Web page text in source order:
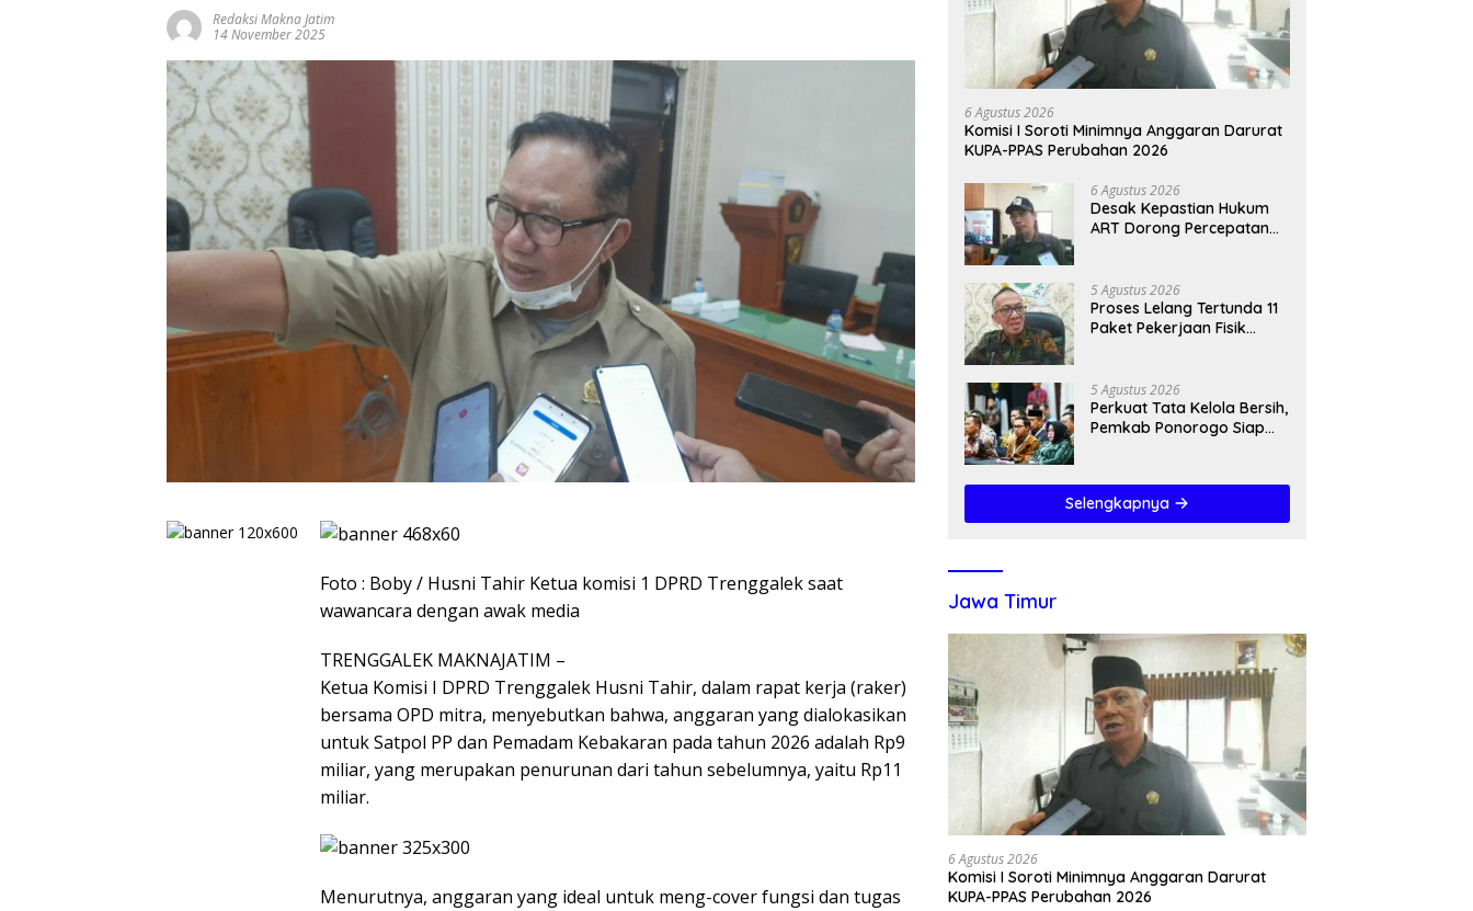
Redaksi Makna Jatim
14 November 2025
Foto : Boby / Husni Tahir Ketua komisi 1 DPRD Trenggalek saat
wawancara dengan awak media
TRENGGALEK MAKNAJATIM –
​Ketua Komisi I DPRD Trenggalek Husni Tahir, dalam rapat kerja (raker)
bersama OPD mitra, menyebutkan bahwa, anggaran yang dialokasikan
untuk Satpol PP dan Pemadam Kebakaran pada tahun 2026 adalah Rp9
miliar, yang merupakan penurunan dari tahun sebelumnya, yaitu Rp11
miliar.
​Menurutnya, anggaran yang ideal untuk meng-cover fungsi dan tugas
6 Agustus 2026
Komisi I Soroti Minimnya Anggaran Darurat
KUPA-PPAS Perubahan 2026
6 Agustus 2026
Desak Kepastian Hukum
ART Dorong Percepatan
5 Agustus 2026
Proses Lelang Tertunda 11
Paket Pekerjaan Fisik
5 Agustus 2026
Perkuat Tata Kelola Bersih,
Pemkab Ponorogo Siap
Selengkapnya
Jawa Timur
6 Agustus 2026
Komisi I Soroti Minimnya Anggaran Darurat
KUPA-PPAS Perubahan 2026